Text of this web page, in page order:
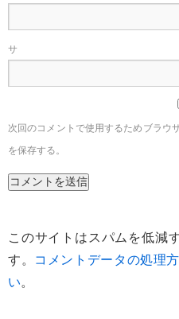
サ
次回のコメントで使用するためブラウ
を保存する。
このサイトはスパムを低減
す。
コメントデータの処理
い。